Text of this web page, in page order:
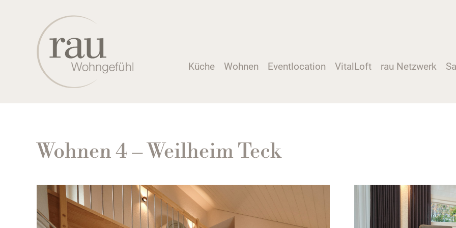
Küche Wohnen Eventlocation VitalLoft rau Netzwerk
Wohnen 4 – Weilheim Teck